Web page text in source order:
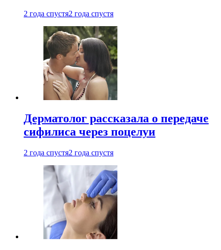
2 года спустя2 года спустя
Дерматолог рассказала о передаче
сифилиса через поцелуи
2 года спустя2 года спустя